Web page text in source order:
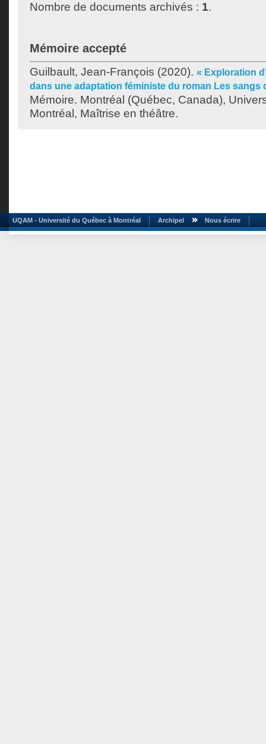
Nombre de documents archivés : 1.
Mémoire accepté
Guilbault, Jean-François (2020). « Exploration
dans une adaptation féministe du roman Les sangs
Mémoire. Montréal (Québec, Canada),
Montréal, Maîtrise en théâtre.
UQAM - Université du Québec à Montréal Archipel Nous écrire